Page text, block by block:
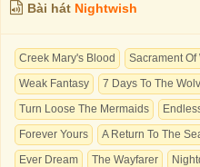
Bài hát Nightwish
Creek Mary's Blood Sacrament
Weak Fantasy
7 Days To The
Turn Loose The Mermaids
Forever Yours
A Return To The
Ever Dream
The Wayfarer